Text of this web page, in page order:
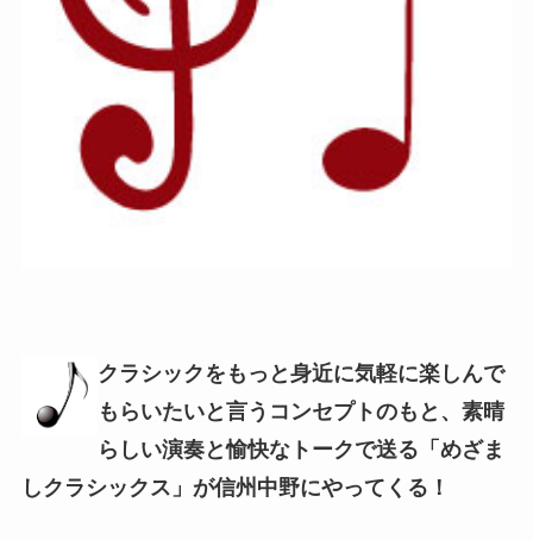
クラシックをもっと身近に気軽に楽しんで
もらいたいと言うコンセプトのもと、素晴
らしい演奏と愉快なトークで送る「めざま
しクラシックス」が信州中野にやってくる！